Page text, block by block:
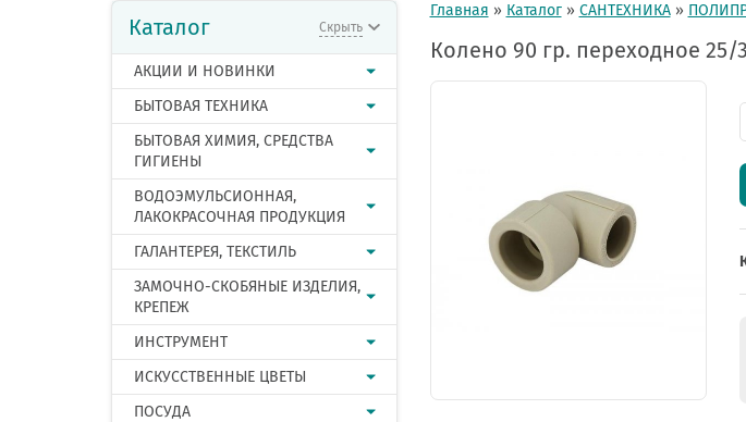
Каталог Скрыть
АКЦИИ И НОВИНКИ
БЫТОВАЯ ТЕХНИКА
БЫТОВАЯ ХИМИЯ, СРЕДСТВА
ГИГИЕНЫ
ВОДОЭМУЛЬСИОННАЯ,
ЛАКОКРАСОЧНАЯ ПРОДУКЦИЯ
ГАЛАНТЕРЕЯ, ТЕКСТИЛЬ
ЗАМОЧНО-СКОБЯНЫЕ ИЗДЕЛИЯ,
КРЕПЕЖ
ИНСТРУМЕНТ
ИСКУССТВЕННЫЕ ЦВЕТЫ
ПОСУДА
Главная » Каталог» САНТЕХНИКА»
Колено 90 гр. переходное 25/